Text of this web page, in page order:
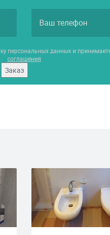
персональных данных и
соглашения
Заказ